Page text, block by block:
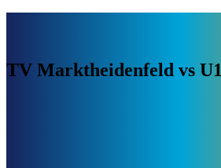
TV Marktheidenfeld vs